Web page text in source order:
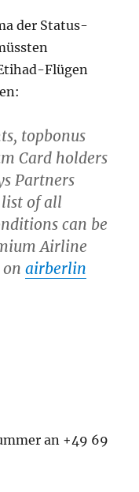
der Status-
Flügen
topbonus
Card holders
Partners
list of all
can be
Airline
onairberlin
an +49 69